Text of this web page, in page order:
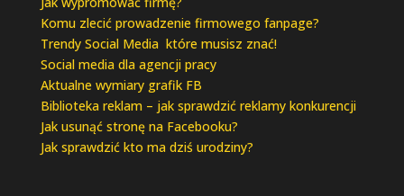
Komu zlecić prowadzenie firmowego fanpage?
Trendy Social Media które musisz znać!
Social media dla agencji pracy
Aktualne wymiary grafik FB
Biblioteka reklam – jak sprawdzić reklamy konkurencji
Jak usunąć stronę na Facebooku?
Jak sprawdzić kto ma dziś urodziny?